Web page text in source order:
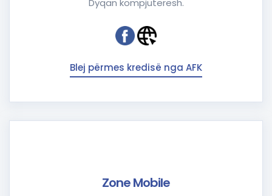
Dyqan kompjuterësh.
Blej përmes kredisë nga AFK
Zone Mobile